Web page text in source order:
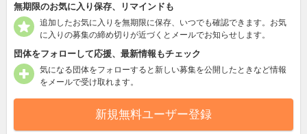
無期限のお気に入り保存、リマインドも
追加したお気に入りを無期限に保存、いつでも確認できます。お気
に入りの募集の締め切りが近づくとメールでお知らせします。
団体をフォローして応援、最新情報もチェック
気になる団体をフォローすると新しい募集を公開したときなど情報
をメールで受け取れます。
新規無料ユーザー登録